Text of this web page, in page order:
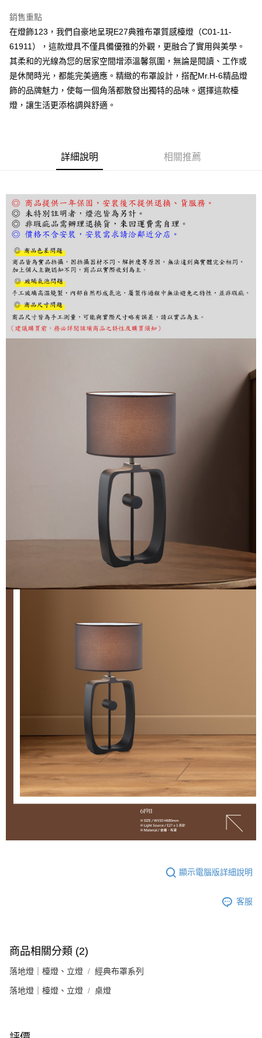
悠遊付
Google Pay
全盈+PAY
AFTEE先享後付
相關說明
【關於「AFTEE先享後付」】
３．安心：先確認商品／服務後，再付款。
結帳頁面，進行簡訊認證並確認金額後，即可完成結帳。
２．訂單成立數日內，您將收到繳費通知簡訊。
３．收到繳費通知簡訊後14天內，點擊此簡訊中的連結，可透過四大超商／
ATM／網路銀行／等多元方式進行付款，方視為交易完成。
購買商品的店家。未經商家同意取消之訂單仍視為有效，需透過AFTEE先享
後付繳納相關費用。
※ 交易是否成功請以「AFTEE先享後付 」之結帳頁面顯示為準，若有關於
是否繳費成功／繳費後需取消欲退款等相關疑問，請聯繫「AFTEE先享後付
客戶支援中心」 https://netprotections.freshdesk.com/support/home
【注意事項】
１．透過由恩沛科技股份有限公司提供之「AFTEE先享後付」服務完成之交
易，需依本服務之必要範圍內提供個人資料，並將交易相關給付款項請求債
「AFTEE先享後付」，若未經同意申辦者引起之損失，本公司不負相關責
４．使用「AFTEE先享後付」時，將依據個別帳號之用戶狀況，依本公司即
時審查核予不同之上限額度；若仍有額度不足之情形，本公司將視審查結果
恩沛科技股份有限公司將有權停止該用戶之使用額度並採取法律行動。
銷售重點
在燈飾123，我們自豪地呈現E27典雅布罩質感檯燈（C01-11-
61911），這款燈具不僅具備優雅的外觀，更融合了實用與美學。
其柔和的光線為您的居家空間增添溫馨氛圍，無論是閱讀、工作或
是休閒時光，都能完美適應。精緻的布罩設計，搭配Mr.H-6精品燈
飾的品牌魅力，使每一個角落都散發出獨特的品味。選擇這款檯
燈，讓生活更添格調與舒適。
詳細說明 相關推薦
顯示電腦版詳細說明
客服
商品相關分類 (2)
落地燈｜檯燈、立燈 經典布罩系列
落地燈｜檯燈、立燈 桌燈